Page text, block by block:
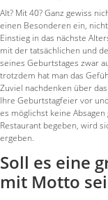
Alt? Mit 40? Ganz gewiss
einen Besonderen ein,
Einstieg in das nächste
mit der tatsächlichen und
seines Geburtstages zwar
trotzdem hat man das
Zuviel nachdenken über
Ihre Geburtstagfeier vor
es möglichst keine
Restaurant begeben, wird
ergeben.
Soll es eine
mit Motto